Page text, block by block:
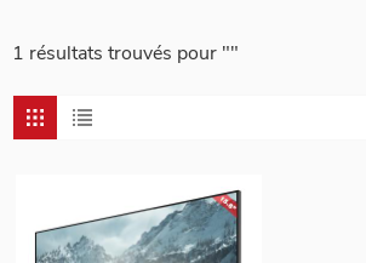
1 résultats trouvés pour ""